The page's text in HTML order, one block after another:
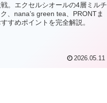
。エクセルシオールの4層ミルチ
、nana’s green tea、PRONTま
すめポイントを完全解説。
2026.05.11